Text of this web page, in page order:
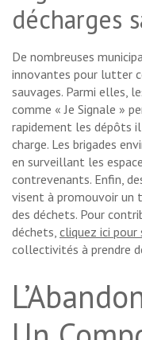
décharges
De nombreuses
innovantes pour lutter
sauvages. Parmi elles,
comme « Je Signale »
rapidement les dépôts
charge. Les brigades
en surveillant les
contrevenants. Enfin,
visent à promouvoir un
des déchets. Pour
déchets, cliquez ici pour
collectivités à prendre